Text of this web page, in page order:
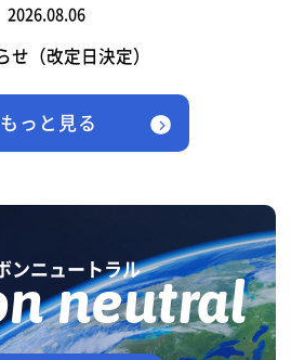
2026.08.06
（改定日決定）
もっと見る
ンニュートラル
neutral